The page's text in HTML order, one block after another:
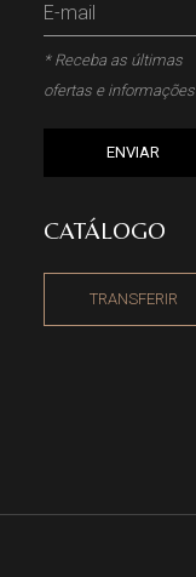
* Receba as últimas
ofertas e informações
ENVIAR
CATÁLOGO
TRANSFERIR